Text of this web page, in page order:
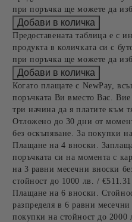
при поръчка ще можете да
Предоставената таблица е с
продукта в количката си с
при поръчка ще можете да
Когато плащате с NewPay,
поръчката Ви вместо Вас. Вие
три начина да я платите към
Отложено до 30 дни от
без оскъпяване. За покупки
Плащане на 4 вноски.
поръчката си на момента с
на 3 равни месечни вноски
стойност до 1000 лв. / €511.31
Плащане на 6 вноски.
разпределя в 6 равни
покупки на стойност до 2000